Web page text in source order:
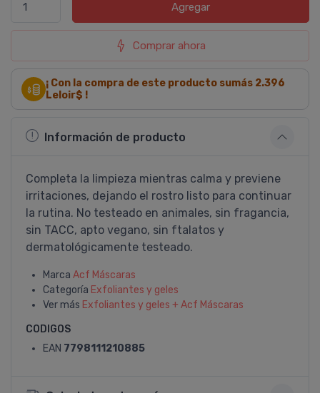
Agregar
Comprar ahora
¡ Con la compra de este producto sumás 2.396
Leloir$ !
Información de producto
Completa la limpieza mientras calma y previene
irritaciones, dejando el rostro listo para continuar
la rutina. No testeado en animales, sin fragancia,
sin TACC, apto vegano, sin ftalatos y
dermatológicamente testeado.
Marca Acf Máscaras
Categoría Exfoliantes y geles
Ver más Exfoliantes y geles + Acf Máscaras
CODIGOS
EAN 7798111210885